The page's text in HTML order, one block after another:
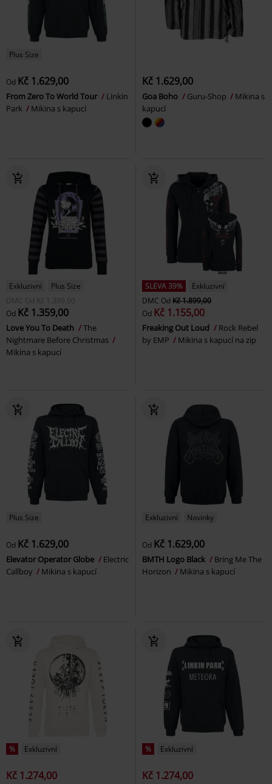
Plus Size
Od Kč 1.629,00
From Zero To World Tour
Linkin
Park
Mikina s kapucí
Kč 1.629,00
Goa Boho Guru-Shop
Mikina s
kapucí
Exkluzivní
Plus Size
DMC Od Kč 1.399,00
Od Kč 1.359,00
Love You To Death
The
Nightmare Before Christmas
Mikina s kapucí
SLEVA 39%
Exkluzivní
DMC Od Kč 1.899,00
Od Kč 1.155,00
Freaking Out Loud
Rock Rebel
by EMP
Mikina s kapucí na zip
Plus Size
Od Kč 1.629,00
Elevator Operator Globe
Electric
Callboy
Mikina s kapucí
Exkluzivní Novinky
Od Kč 1.629,00
BMTH Logo Black
Bring Me The
Horizon
Mikina s kapucí
% Exkluzivní
Kč 1.274,00
% Exkluzivní
Kč 1.274,00